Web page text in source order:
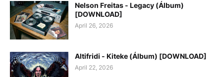
Nelson Freitas - Legacy (Álbum)
[DOWNLOAD]
April 26, 2026
Altifridi - Kiteke (Álbum) [DOWNLOAD]
April 22, 2026